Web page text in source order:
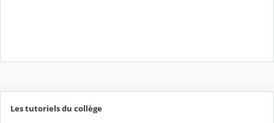
Les tutoriels du collège